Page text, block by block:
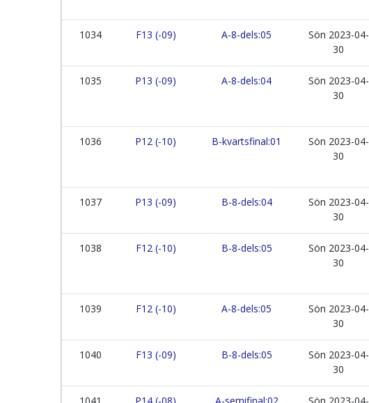
1034 F13 (-09) A-8-dels:05
Sön 2023-04-
30
1035 P13 (-09) A-8-dels:04
Sön 2023-04-
30
1036 P12 (-10) B-kvartsfinal:01
Sön 2023-04-
30
1037 P13 (-09) B-8-dels:04
Sön 2023-04-
30
1038 F12 (-10) B-8-dels:05
Sön 2023-04-
30
1039 F12 (-10) A-8-dels:05
Sön 2023-04-
30
1040 F13 (-09) B-8-dels:05
Sön 2023-04-
30